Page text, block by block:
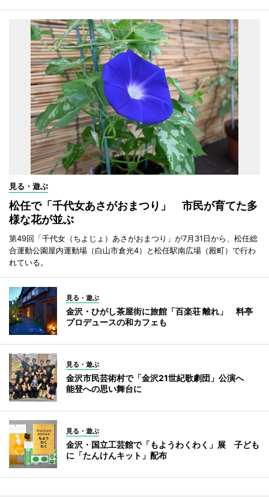
見る・遊ぶ
松任で「千代女あさがおまつり」 市民が育てた多
様な花が並ぶ
第49回「千代女（ちよじょ）あさがおまつり」が7月31日から、松任総
合運動公園屋内運動場（白山市倉光4）と松任駅南広場（殿町）で行わ
れている。
見る・遊ぶ
金沢・ひがし茶屋街に旅館「百楽荘 離れ」 料亭
プロデュースの和カフェも
見る・遊ぶ
金沢市民芸術村で「金沢21世紀歌劇団」公演へ
能登への思い舞台に
見る・遊ぶ
金沢・国立工芸館で「もようわくわく」展 子ども
に「たんけんキット」配布